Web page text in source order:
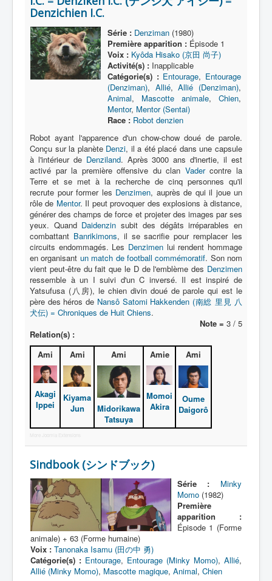
Acteur
Équipe
Mecha
Objet
Lieu
Épisode
Référence
Fanservice
Générique
Protagoniste
Entourage
Antagoniste
Monstre
Autre
Animal
Nom
Catégorie
Activité
Denzichien I.C.
Série : Denziman(1980)
Première apparition :Épisode 1
Voix : Kyôda Hisako (京田 尚子)
Activité(s) :Inapplicable
Catégorie(s) : Entourage, Entourage
(Denziman), Allié,Allié (Denziman),
Animal, Mascotte animale, Chien,
Mentor, Mentor (Sentai)
Race : Robot denzien
Robot ayant l'apparence d'un chow-chow doué de parole.
Conçu sur la planète Denzi, il a été placé dans une capsule
à l'intérieur de Denziland. Après 3000 ans d'inertie, il est
activé par la première offensive du clan Vadercontre la
Terre et se met à la recherche de cinq personnes qu'il
recrute pour former les Denzimen, auprès de qui il joue un
rôle de Mentor. Il peut provoquer des explosions à distance,
générer des champs de force et projeter des images par ses
yeux. Quand Daidenzin subit des dégâts irréparables en
combattant Banrikimons, il se sacrifie pour remplacer les
circuits endommagés. Les Denzimen lui rendent hommage
en organisant un match de football commémoratif. Son nom
vient peut-être du fait que le D de l'emblème des Denzimen
ressemble à un I suivi d'un C inversé. Il est inspiré de
Yatsufusa (八房), le chien divin doué de parole qui est le
père des héros de Nansô Satomi Hakkenden (南総 里見 八
犬伝) = Chroniques de Huit Chiens.
Note = 3 / 5
Relation(s) :
Ami
Akagi
Ippei
Ami
Kiyama
Jun
Ami
Midorikawa
Tatsuya
Amie
Momoi
Akira
Ami
Oume
Daigorô
More Joomla Extensions
Sindbook (シンドブック)
Série :
Minky
Momo(1982)
Première
apparition :
Épisode 1 (Forme
animale) + 63 (Forme humaine)
Voix : Tanonaka Isamu (田の中 勇)
Catégorie(s) : Entourage, Entourage (Minky Momo), Allié,
Allié (Minky Momo), Mascotte magique, Animal, Chien